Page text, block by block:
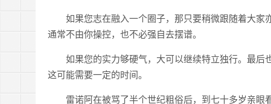
如果您志在融入一个圈子，那只要稍微跟随着大家
通常不由你操控，也不必强自去摆谱。
如果您的实力够硬气，大可以继续特立独行。最
这可能需要一定的时间。
雷诺阿在被骂了半个世纪粗俗后，到七十多岁亲